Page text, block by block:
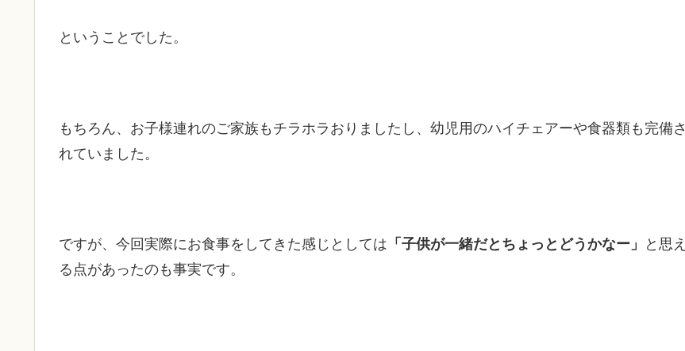
ということでした。
もちろん、お子様連れのご家族もチラホラおりましたし、幼児用のハイチェアーや食器類も完備さ
れていました。
ですが、今回実際にお食事をしてきた感じとしては 「子供が一緒だとちょっとどうかなー」
と思え
る点があったのも事実です。